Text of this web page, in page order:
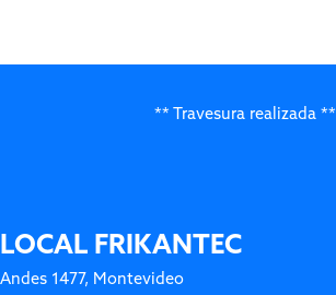
** Travesura realizada **
LOCAL FRIKANTEC
Andes 1477, Montevideo